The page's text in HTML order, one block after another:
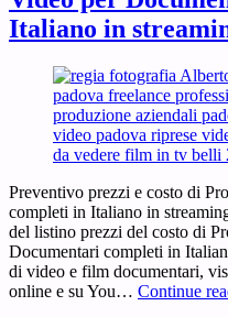
Italiano in
Preventivo prezzi e costo di
completi in Italiano in
del listino prezzi del costo di
Documentari completi in
di video e film documentari,
online e su You… Continue